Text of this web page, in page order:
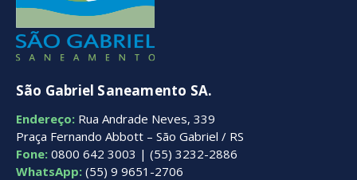
São Gabriel Saneamento SA.
Endereço: Rua Andrade Neves, 339
Praça Fernando Abbott – São Gabriel / RS
Fone: 0800 642 3003 | (55) 3232-2886
WhatsApp: (55) 9 9651-2706